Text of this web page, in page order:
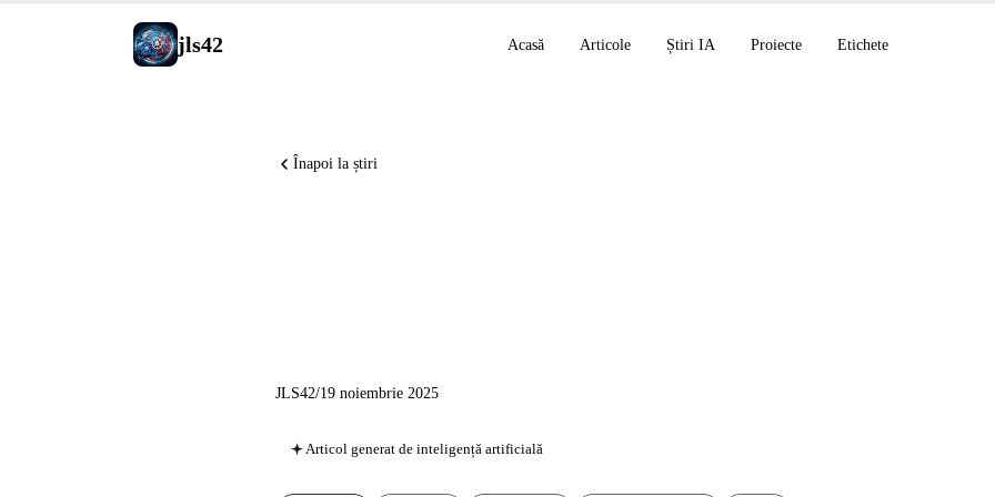
jls42 Acasă Articole Știri IA Proiecte Etichete
Înapoi la știri
JLS42/19 noiembrie 2025
Articol generat de inteligență artificială